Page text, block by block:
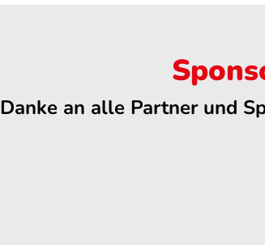
Danke an alle Partner und